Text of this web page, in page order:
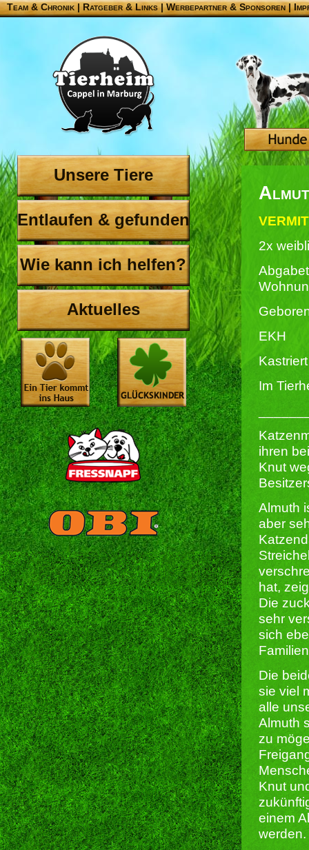
Team & Chronik |Ratgeber & Links|Werbepartner & Sponsoren|
Unsere Tiere
Entlaufen & gefunden
Wie kann ich helfen?
Aktuelles
2x
EKH
Im
ihren
Knut
Almuth
aber
hat,
Die
sehr
sich
Die
sie viel
alle
Almuth
zu
Knut
einem
werden.